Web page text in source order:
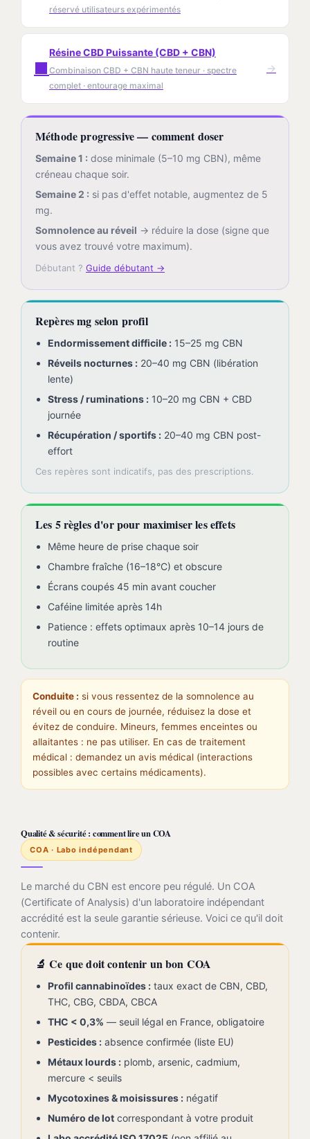
réservé utilisateurs expérimentés
⬛
Résine CBD Puissante (CBD + CBN)
Combinaison CBD + CBN haute teneur · spectre
complet · entourage maximal
→
Méthode progressive — comment doser
Semaine 1 : dose minimale (5–10 mg CBN), même
créneau chaque soir.
Semaine 2 : si pas d'effet notable, augmentez de 5
mg.
Somnolence au réveil → réduire la dose (signe que
vous avez trouvé votre maximum).
Débutant ? Guide débutant →
Repères mg selon profil
Endormissement difficile : 15–25 mg CBN
Réveils nocturnes : 20–40 mg CBN (libération
lente)
Stress / ruminations : 10–20 mg CBN + CBD
journée
Récupération / sportifs : 20–40 mg CBN post-
effort
Ces repères sont indicatifs, pas des prescriptions.
Les 5 règles d'or pour maximiser les effets
Même heure de prise chaque soir
Chambre fraîche (16–18°C) et obscure
Écrans coupés 45 min avant coucher
Caféine limitée après 14h
Patience : effets optimaux après 10–14 jours de
routine
Conduite : si vous ressentez de la somnolence au
réveil ou en cours de journée, réduisez la dose et
évitez de conduire. Mineurs, femmes enceintes ou
allaitantes : ne pas utiliser. En cas de traitement
médical : demandez un avis médical (interactions
possibles avec certains médicaments).
Qualité & sécurité : comment lire un COA
COA · Labo indépendant
Le marché du CBN est encore peu régulé. Un COA
(Certificate of Analysis) d'un laboratoire indépendant
accrédité est la seule garantie sérieuse. Voici ce qu'il doit
contenir.
🔬 Ce que doit contenir un bon COA
Profil cannabinoïdes : taux exact de CBN, CBD,
THC, CBG, CBDA, CBCA
THC < 0,3% — seuil légal en France, obligatoire
Pesticides : absence confirmée (liste EU)
Métaux lourds : plomb, arsenic, cadmium,
mercure < seuils
Mycotoxines & moisissures : négatif
Numéro de lot correspondant à votre produit